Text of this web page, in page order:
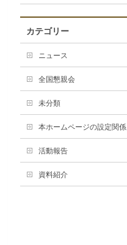
カテゴリー
ニュース
全国懇親会
未分類
本ホームページの設定関係
活動報告
資料紹介